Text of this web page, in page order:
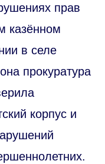
прав
казённом
в селе
прокуратура
корпус и